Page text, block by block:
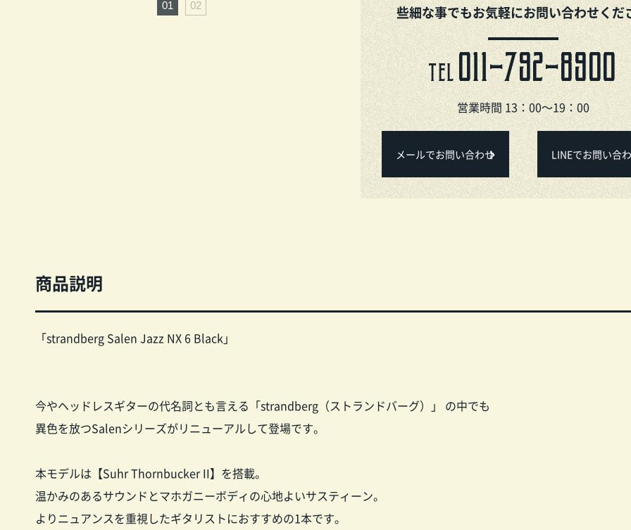
些細な事でもお気軽にお問い合わせくだ
TEL 011-792-8900
営業時間 13：00～19：00
メールでお問い合わせ LINEでお問い合
商品説明
「strandberg Salen Jazz NX 6 Black」
今やヘッドレスギターの代名詞とも言える「strandberg（ストランドバーグ）」 の中でも
異色を放つSalenシリーズがリニューアルして登場です。
本モデルは【Suhr Thornbucker II】を搭載。
温かみのあるサウンドとマホガニーボディの心地よいサスティーン。
よりニュアンスを重視したギタリストにおすすめの1本です。